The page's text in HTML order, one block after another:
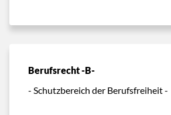
Berufsrecht -B-
- Schutzbereich der Berufsfreiheit -